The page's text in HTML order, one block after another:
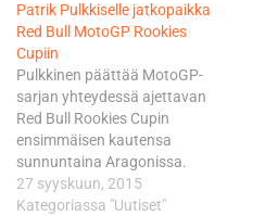
näyteikkunoihin lukeutuvaan
Red Bull Rookies Cupiin,
jonne hän lunasti paikkansa
myös ensi vuodeksi. Helsinki
Racing Clubin toimesta
Vuoden tulokkaana palkittu
Pulkkinen sijoittui MotoGP-
sarjan yhteydessä ajettavan
Rookies Cupin…
Patrik Pulkkiselle jatkopaikka
Red Bull MotoGP Rookies
Cupiin
Pulkkinen päättää MotoGP-
sarjan yhteydessä ajettavan
Red Bull Rookies Cupin
ensimmäisen kautensa
sunnuntaina Aragonissa.
Oppivuosi arvostetussa
cupissa on sujunut
27 syyskuun, 2015
Kategoriassa "Uutiset"